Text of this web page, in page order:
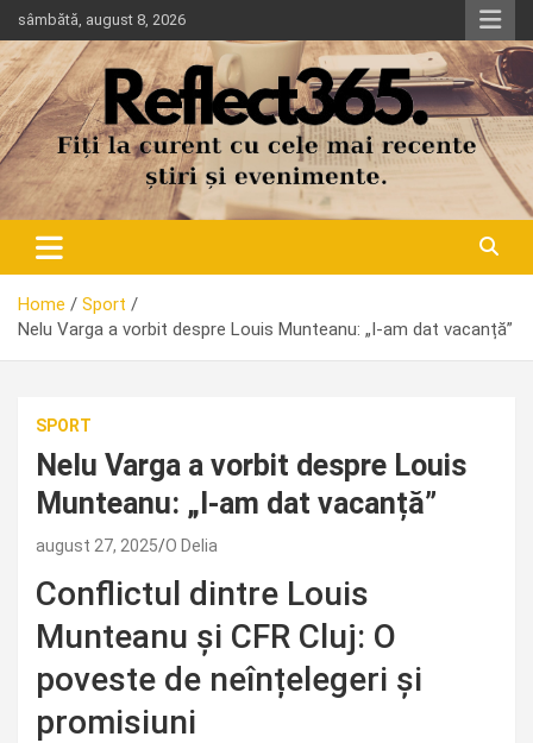
Skip
to
content
sâmbătă, august 8, 2026
Home
Sport
Nelu Varga a vorbit despre Louis Munteanu: „I-am dat vacanță”
SPORT
Nelu Varga a vorbit despre Louis
Munteanu: „I-am dat vacanță”
august 27, 2025 O Delia
Conflictul dintre Louis
Munteanu și CFR Cluj: O
poveste de neînțelegeri și
promisiuni